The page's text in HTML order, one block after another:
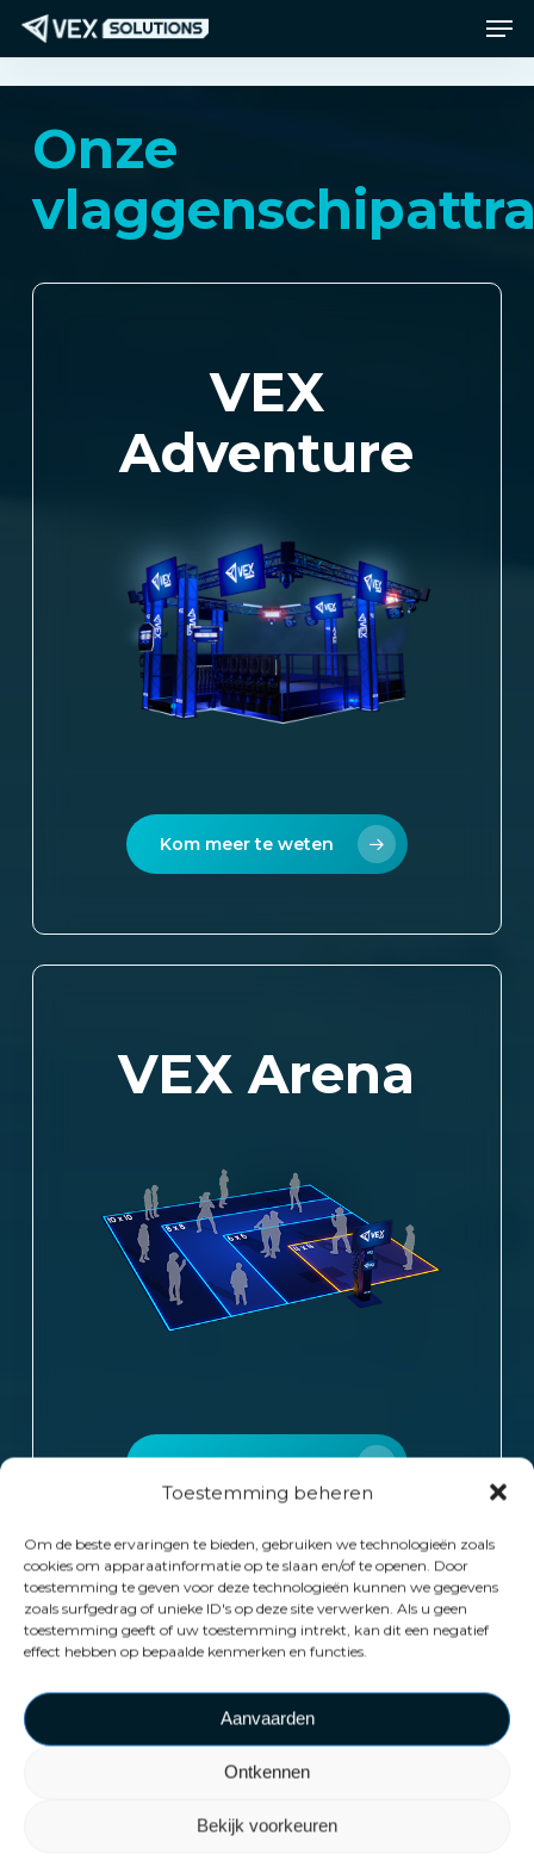
Toestemming beheren
Om de beste ervaringen te bieden, gebruiken we technologieën zoals
cookies om apparaatinformatie op te slaan en/of te openen. Door
toestemming te geven voor deze technologieën kunnen we gegevens
zoals surfgedrag of unieke ID's op deze site verwerken. Als u geen
toestemming geeft of uw toestemming intrekt, kan dit een negatief
effect hebben op bepaalde kenmerken en functies.
Aanvaarden
Ontkennen
Bekijk voorkeuren
de
Onze
VEX
Adventure
Kom meer te weten
VEX Arena
Kom meer te weten
VEX
PartyDash
Menu